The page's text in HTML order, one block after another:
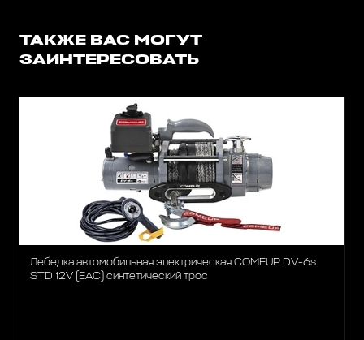
ТАКЖЕ ВАС МОГУТ
ЗАИНТЕРЕСОВАТЬ
Лебедка автомобильная электрическая COMEUP DV-6s
STD 12V (EAC) синтетический трос